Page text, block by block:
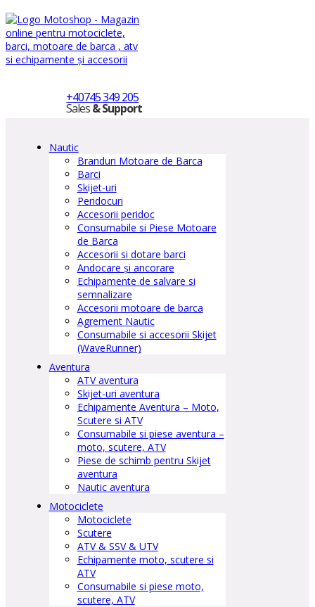
+40745 349 205
Sales& Support
Nautic
Branduri Motoare de Barca
Barci
Skijet-uri
Peridocuri
Accesorii peridoc
Consumabile si Piese Motoare
de Barca
Accesorii si dotare barci
Andocare și ancorare
Echipamente de salvare si
semnalizare
Accesorii motoare de barca
Agrement Nautic
Consumabile si accesorii Skijet
(WaveRunner)
Aventura
ATV aventura
Skijet-uri aventura
Echipamente Aventura – Moto,
Scutere si ATV
Consumabile si piese aventura –
moto, scutere, ATV
Piese de schimb pentru Skijet
aventura
Nautic aventura
Motociclete
Motociclete
Scutere
ATV & SSV & UTV
Echipamente moto, scutere si
ATV
Consumabile si piese moto,
scutere, ATV